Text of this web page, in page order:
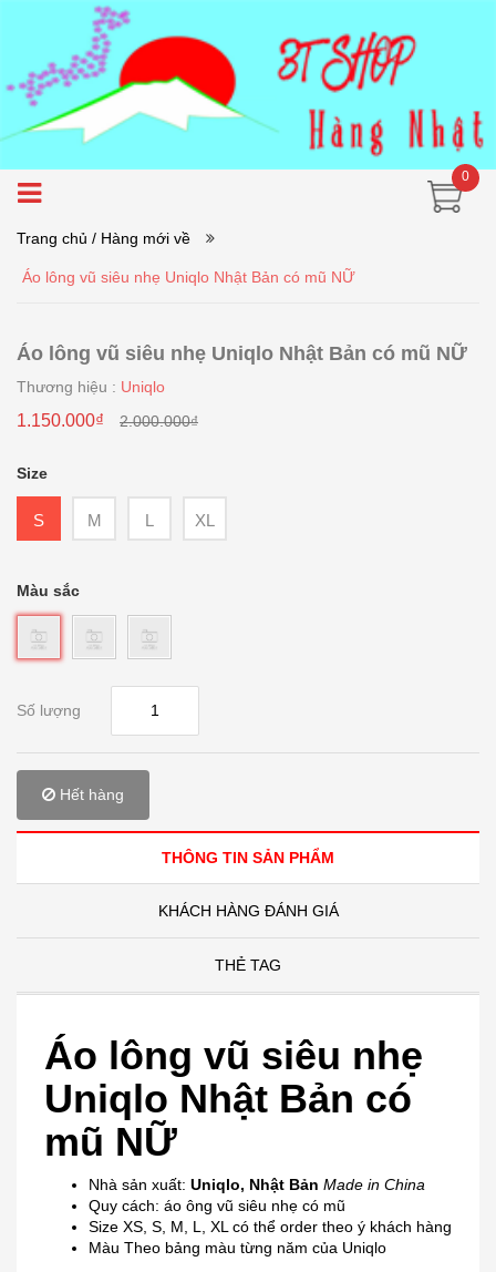
0
Trang chủ / Hàng mới về
Áo lông vũ siêu nhẹ Uniqlo Nhật Bản có mũ NỮ
Áo lông vũ siêu nhẹ Uniqlo Nhật Bản có mũ NỮ
Thương hiệu : Uniqlo
1.150.000₫ 2.000.000₫
Size
S M L XL
Màu sắc
Số lượng
Hết hàng
THÔNG TIN SẢN PHẨM
KHÁCH HÀNG ĐÁNH GIÁ
THẺ TAG
Áo lông vũ siêu nhẹ
Uniqlo Nhật Bản có
mũ NỮ
Nhà sản xuất: Uniqlo, Nhật Bản Made in China
Quy cách: áo ông vũ siêu nhẹ có mũ
Size XS, S, M, L, XL có thể order theo ý khách hàng
Màu Theo bảng màu từng năm của Uniqlo